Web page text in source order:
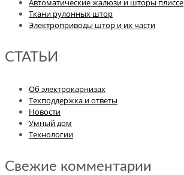
Автоматические жалюзи и шторы плиссе
Ткани рулонных штор
Электроприводы штор и их части
СТАТЬИ
Об электрокарнизах
Техподдержка и ответы
Новости
Умный дом
Технологии
Свежие комментарии